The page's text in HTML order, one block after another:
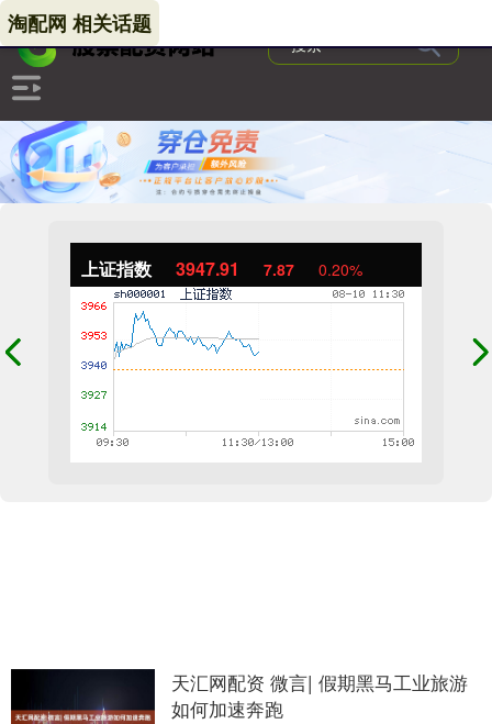
上证指数 3947.91 7.87 0.20%
淘配网 相关话题
天汇网配资 微言| 假期黑马工业旅游
如何加速奔跑